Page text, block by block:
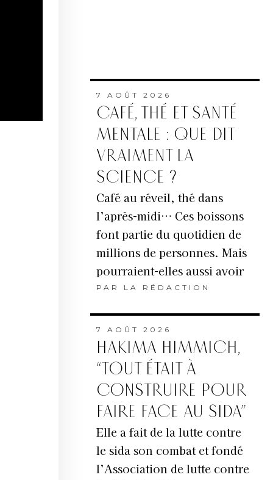
7 AOÛT 2026
CAFÉ, THÉ ET SANTÉ
MENTALE : QUE DIT
VRAIMENT LA
SCIENCE ?
Café au réveil, thé dans
l’après-midi… Ces boissons
font partie du quotidien de
millions de personnes. Mais
pourraient-elles aussi avoir
PAR LA RÉDACTION
7 AOÛT 2026
HAKIMA HIMMICH,
“TOUT ÉTAIT À
CONSTRUIRE POUR
FAIRE FACE AU SIDA”
Elle a fait de la lutte contre
le sida son combat et fondé
l’Association de lutte contre